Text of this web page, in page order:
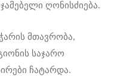
ღონისძიება.
მთავრობა,
საჯარო
ჩატარდა.